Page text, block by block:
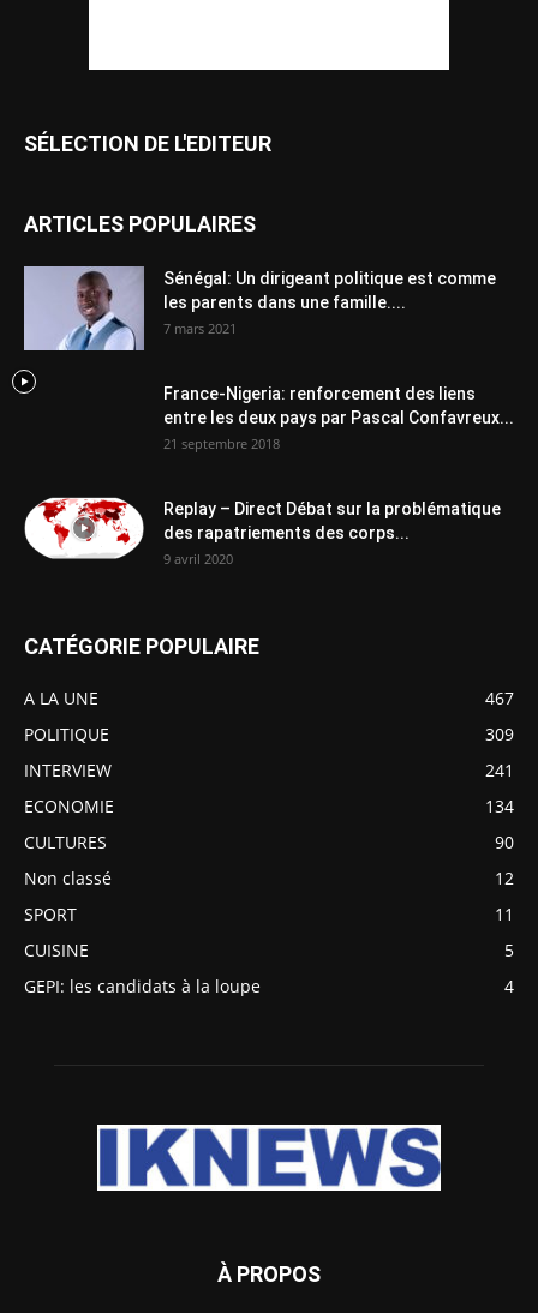
SÉLECTION DE L'EDITEUR
ARTICLES POPULAIRES
Sénégal: Un dirigeant politique est comme
les parents dans une famille....
7 mars 2021
France-Nigeria: renforcement des liens
entre les deux pays par Pascal Confavreux...
21 septembre 2018
Replay – Direct Débat sur la problématique
des rapatriements des corps...
9 avril 2020
CATÉGORIE POPULAIRE
A LA UNE
467
POLITIQUE
309
INTERVIEW
241
ECONOMIE
134
CULTURES
90
Non classé
12
SPORT
11
CUISINE
5
GEPI: les candidats à la loupe
4
À PROPOS